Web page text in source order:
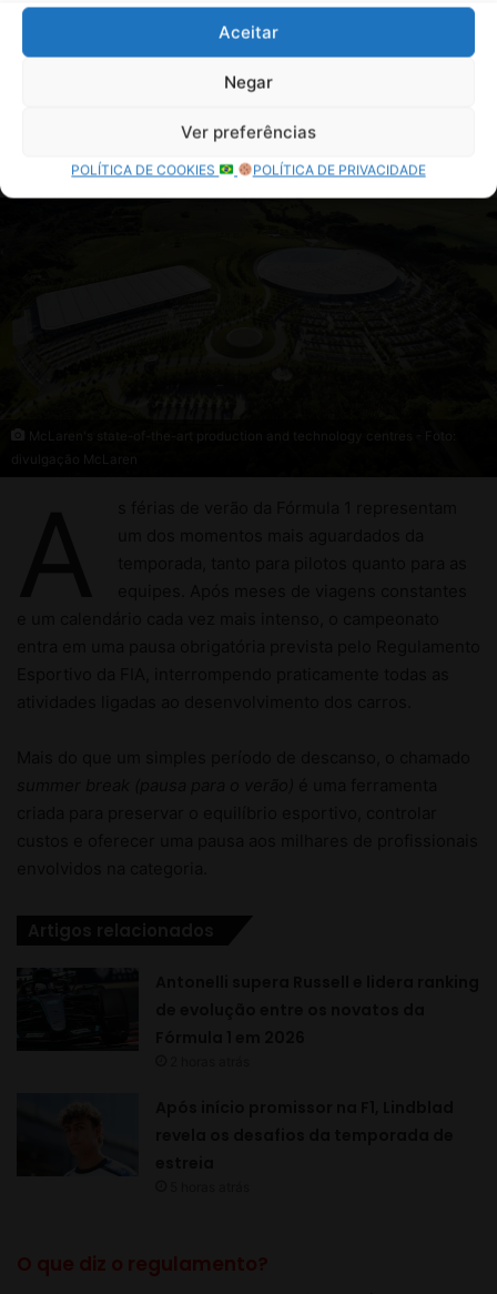
Aceitar
Negar
Ver preferências
POLÍTICA DE COOKIES POLÍTICA DE PRIVACIDADE